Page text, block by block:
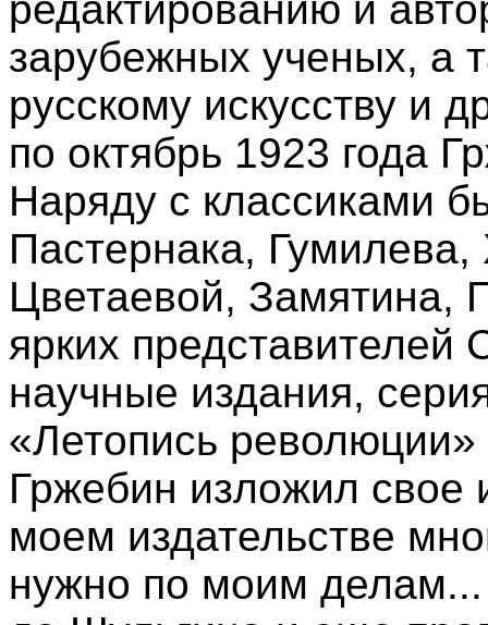
редактированию и
зарубежных ученых, а
русскому искусству и
по октябрь 1923 года
Наряду с классиками
Пастернака,
Цветаевой, Замятина,
ярких
научные издания,
«Летопись
Гржебин изложил свое
моем издательстве
нужно по моим делам...